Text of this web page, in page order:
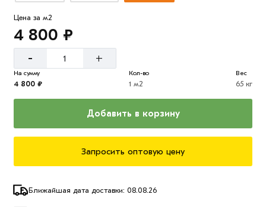
Ближайшая дата доставки: 08.08.26
Цена за м2
4 800 ₽
- +
На сумму
4 800 ₽
Кол-во
1 м2
Вес
65 кг
Добавить в корзину
Запросить оптовую цену